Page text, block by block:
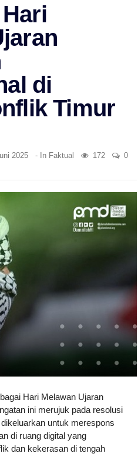
di
Timur
2025 - In Faktual 172 0
Hari Melawan Ujaran
ini merujuk pada resolusi
untuk merespons
di ruang digital yang
dan kekerasan di tengah